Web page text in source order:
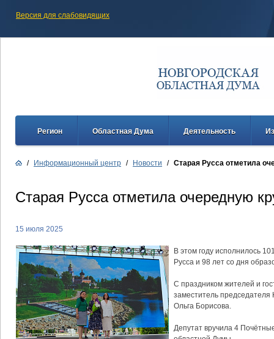
Версия для слабовидящих
Регион Областная Дума Деятельность
/ Информационный центр / Новости / Старая Русса отметила
Старая Русса отметила очередную
15 июля 2025
В этом году исполнилось
Русса и 98 лет со дня
С праздником жителей и
заместитель
Ольга Борисова.
Депутат вручила 4